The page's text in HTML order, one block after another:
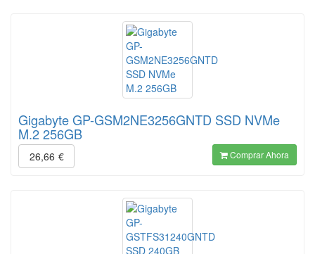
Gigabyte GP-GSM2NE3256GNTD SSD NVMe
M.2 256GB
26,66 € Comprar Ahora